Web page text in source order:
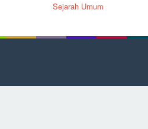
Sejarah Umum